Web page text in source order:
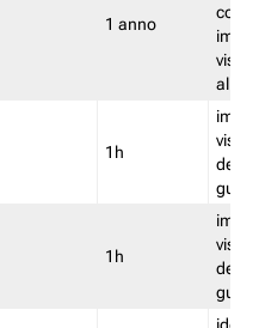
1 anno
1h
della
1h
della